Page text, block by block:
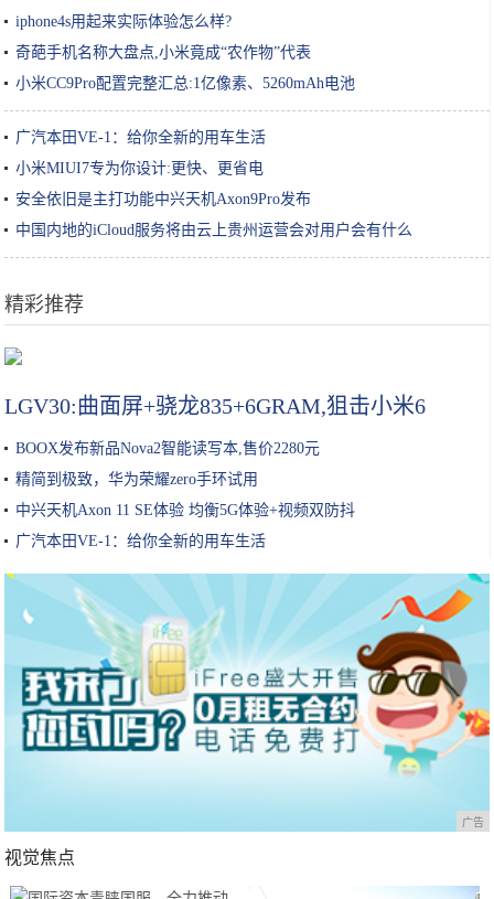
iphone4s用起来实际体验怎么样?
奇葩手机名称大盘点,小米竟成“农作物”代表
小米CC9Pro配置完整汇总:1亿像素、5260mAh电池
广汽本田VE-1：给你全新的用车生活
小米MIUI7专为你设计:更快、更省电
安全依旧是主打功能中兴天机Axon9Pro发布
中国内地的iCloud服务将由云上贵州运营会对用户会有什么
精彩推荐
LGV30:曲面屏+骁龙835+6GRAM,狙击小米6
BOOX发布新品Nova2智能读写本,售价2280元
精简到极致，华为荣耀zero手环试用
中兴天机Axon 11 SE体验 均衡5G体验+视频双防抖
广汽本田VE-1：给你全新的用车生活
广告
视觉焦点